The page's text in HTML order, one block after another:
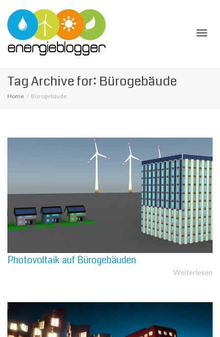
Tag Archive for: Bürogebäude
Home Bürogebäude
Photovoltaik auf Bürogebäuden
Weiterlesen